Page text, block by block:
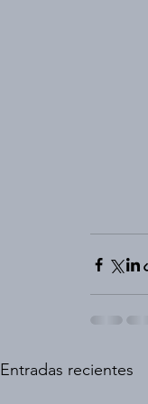
Entradas recientes